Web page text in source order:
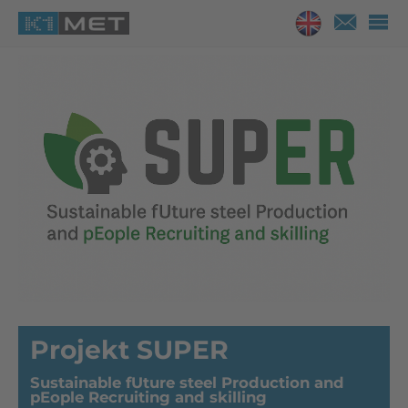
Projekt SUPER
Sustainable fUture steel Production and
pEople Recruiting and skilling